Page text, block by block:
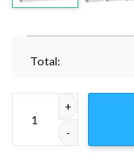
Total: